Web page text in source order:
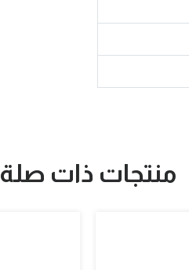
منتجات ذات صلة